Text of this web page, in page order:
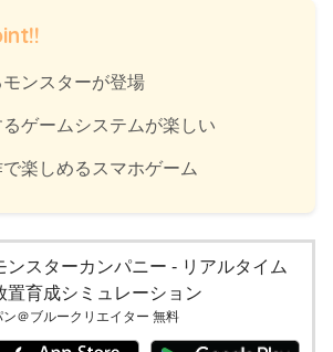
ンスターが登場
ゲームシステムが楽しい
楽しめるスマホゲーム
ンスターカンパニー - リアルタイム
置育成シミュレーション
ン＠ブルークリエイター 無料